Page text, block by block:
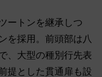
ートンを継承しつ
を採用。前頭部は八
、大型の種別行先表
提とした貫通扉も設